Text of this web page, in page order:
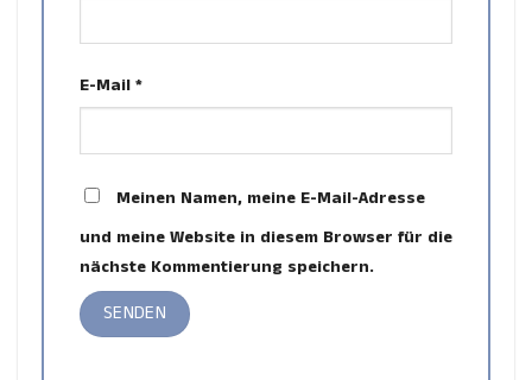
E-Mail *
Meinen Namen, meine E-Mail-Adresse
und meine Website in diesem Browser für die
nächste Kommentierung speichern.